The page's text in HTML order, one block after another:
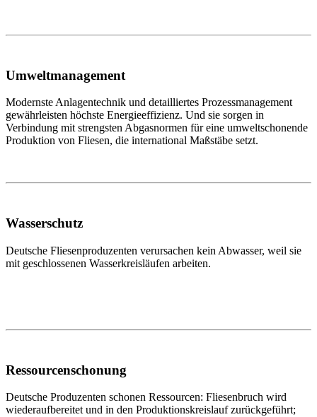
Umweltmanagement
Modernste Anlagentechnik und detailliertes Prozessmanagement
gewährleisten höchste Energieeffizienz. Und sie sorgen in
Verbindung mit strengsten Abgasnormen für eine umweltschonende
Produktion von Fliesen, die international Maßstäbe setzt.
Wasserschutz
Deutsche Fliesenproduzenten verursachen kein Abwasser, weil sie
mit geschlossenen Wasserkreisläufen arbeiten.
Ressourcenschonung
Deutsche Produzenten schonen Ressourcen: Fliesenbruch wird
wiederaufbereitet und in den Produktionskreislauf zurückgeführt;